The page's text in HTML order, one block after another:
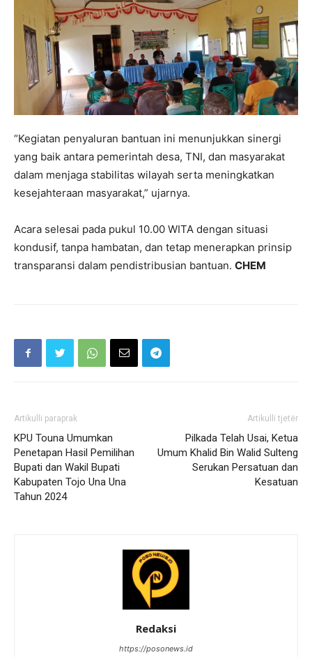
“Kegiatan penyaluran bantuan ini menunjukkan sinergi
yang baik antara pemerintah desa, TNI, dan masyarakat
dalam menjaga stabilitas wilayah serta meningkatkan
kesejahteraan masyarakat,” ujarnya.
Acara selesai pada pukul 10.00 WITA dengan situasi
kondusif, tanpa hambatan, dan tetap menerapkan prinsip
transparansi dalam pendistribusian bantuan. CHEM
Artikulli paraprak
KPU Touna Umumkan
Penetapan Hasil Pemilihan
Bupati dan Wakil Bupati
Kabupaten Tojo Una Una
Tahun 2024
Artikulli tjetër
Pilkada Telah Usai, Ketua
Umum Khalid Bin Walid Sulteng
Serukan Persatuan dan
Kesatuan
Redaksi
https://posonews.id